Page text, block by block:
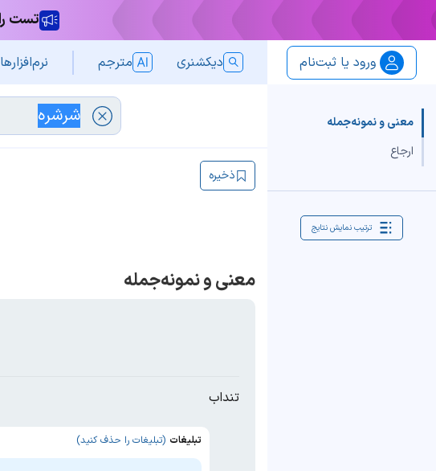
تست
ورود یا ثبت‌نام دیکشنری مترجم نرم‌افزار‌ها
معنی و نمونه‌جمله
ارجاع
ترتیب نمایش نتایج
ذخیره
معنی و نمونه‌جمله
تنداب
تبلیغات (تبلیغات را حذف کنید)